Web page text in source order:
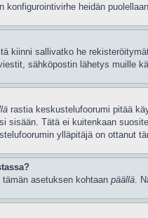
heidän
kiinni sallivatko he
sähköpostin lähetys muille
rastia keskustelufoorumi pitää
sisään. Tätä ei kuitenkaan
ylläpitäjä on ottanut
asetuksen kohtaan päällä.